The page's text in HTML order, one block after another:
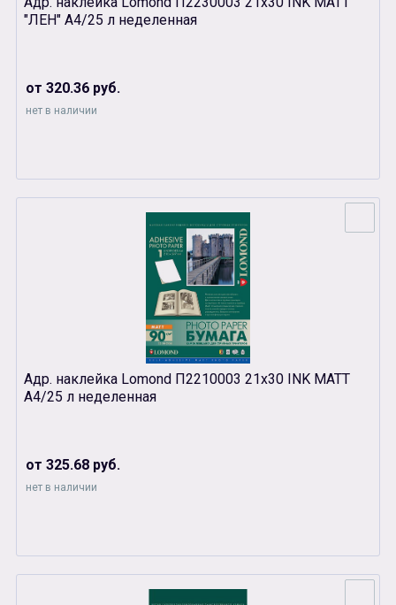
"ЛЕН" А4/25 л неделенная
от 320.36 руб.
нет в наличии
Адр. наклейка Lomond П2210003 21х30 INK MATT
А4/25 л неделенная
от 325.68 руб.
нет в наличии